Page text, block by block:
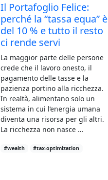
Il Portafoglio Felice:
perché la “tassa equa” è
del 10 % e tutto il resto
ci rende servi
La maggior parte delle persone
crede che il lavoro onesto, il
pagamento delle tasse e la
pazienza portino alla ricchezza.
In realtà, alimentano solo un
sistema in cui l’energia umana
diventa una risorsa per gli altri.
La ricchezza non nasce …
#wealth #tax-optimization